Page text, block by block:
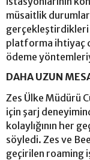
müsaitlik
gerçekleştirdikleri
platforma ihtiyaç
ödeme
DAHA UZUN
Zes Ülke Müdürü
için şarj
kolaylığının her
söyledi. Zes ve
geçirilen roaming